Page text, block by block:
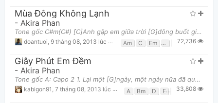
Mùa Đông Không Lạnh
- Akira Phan
Tone gốc C#m(C#) [C]Anh gặp em giữa trời [G]đông buốt giá Mắt ta [F]nhìn tựa đã [G]quen từ [Am]lâu [
doantuoi 9 tháng 08, 2013 lúc 04:02am Am C Em F G72,736
Giây Phút Êm Đềm
- Akira Phan
Tone gốc A: Capo 2 1. Lại một [G]ngày, một ngày nữa đã qua [Bm]Xa em đã lâu chưa gặp [Em]em [C]Từ n
kabigon91 , 7 tháng 08, 2013 lúc 11:31am A Bm D E 33,808